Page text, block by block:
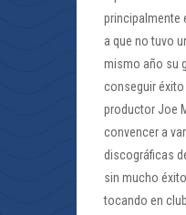
principalmente
a que no tuvo
mismo año su
conseguir éxito
productor Joe
convencer a
discográficas
sin mucho
tocando en